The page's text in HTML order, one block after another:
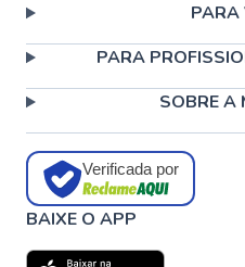
PARA
PARA
SOBRE A
Verificada por
BAIXE O APP